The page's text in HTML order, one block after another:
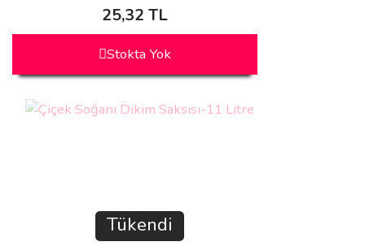
25,32 TL
Stokta Yok
Tükendi